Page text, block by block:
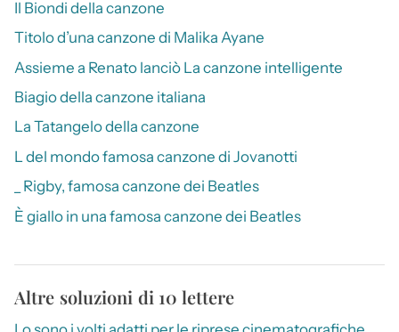
Il Biondi della canzone
Titolo d’una canzone di Malika Ayane
Assieme a Renato lanciò La canzone intelligente
Biagio della canzone italiana
La Tatangelo della canzone
L del mondo famosa canzone di Jovanotti
_ Rigby, famosa canzone dei Beatles
È giallo in una famosa canzone dei Beatles
Altre soluzioni di 10 lettere